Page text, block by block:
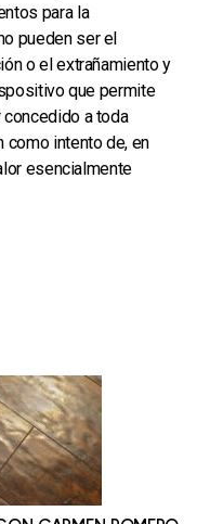
para la
pueden ser el
o el extrañamiento y
que permite
a toda
como intento de, en
esencialmente